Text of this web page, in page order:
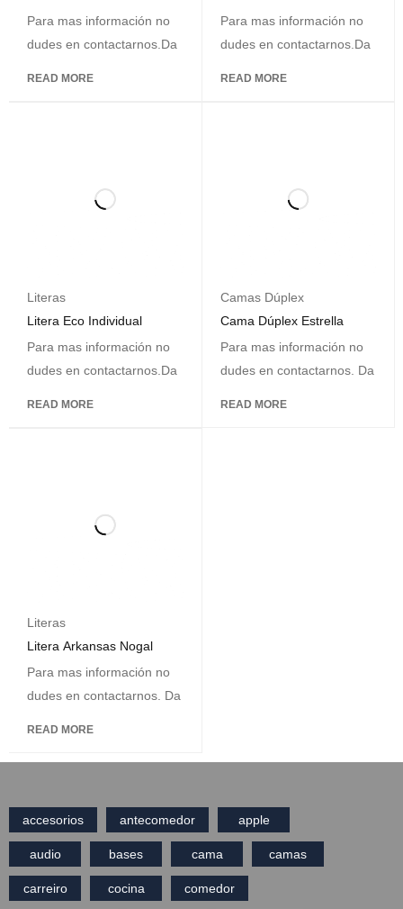
Para mas información no
dudes en contactarnos.Da
READ MORE
Para mas información no
dudes en contactarnos.Da
READ MORE
Literas
Litera Eco Individual
Para mas información no
dudes en contactarnos.Da
READ MORE
Camas Dúplex
Cama Dúplex Estrella
Para mas información no
dudes en contactarnos. Da
READ MORE
Literas
Litera Arkansas Nogal
Para mas información no
dudes en contactarnos. Da
READ MORE
accesorios antecomedor apple
audio bases cama camas
carreiro cocina comedor